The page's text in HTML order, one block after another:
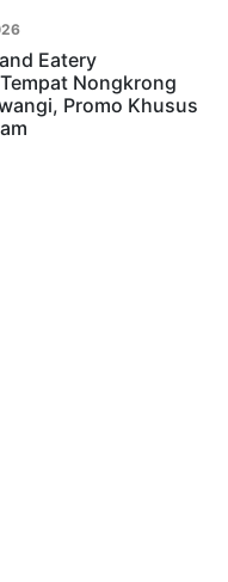
Eatery
Nongkrong
Promo Khusus